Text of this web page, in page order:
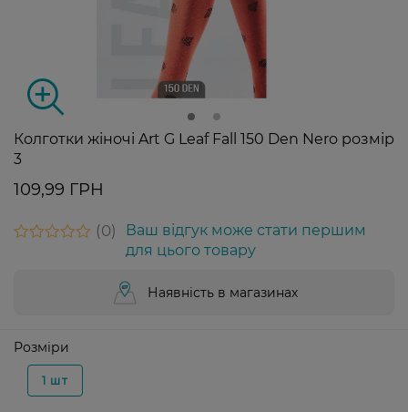
Колготки жіночі Art G Leaf Fall 150 Den Nero розмір
3
109,99 ГРН
0
Ваш відгук може стати першим
для цього товару
Наявність в магазинах
Розміри
1 шт